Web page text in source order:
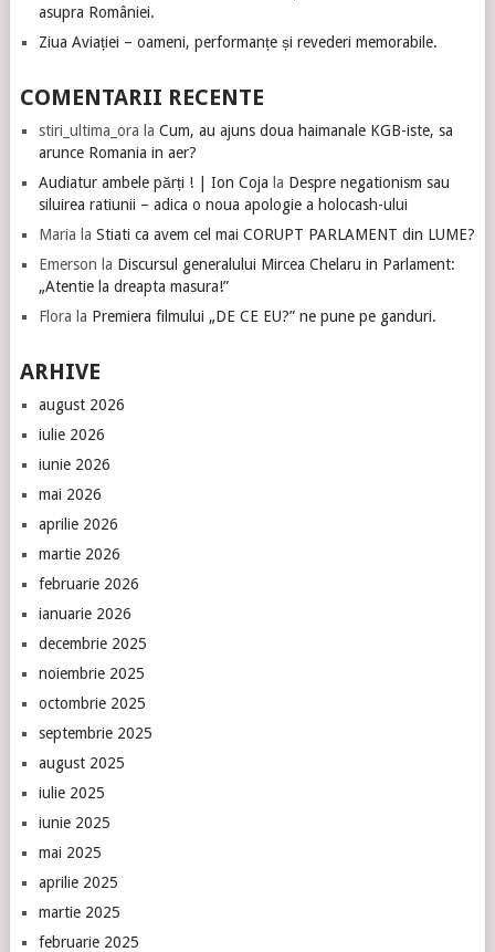
asupra României.
Ziua Aviației – oameni, performanțe și revederi memorabile.
COMENTARII RECENTE
stiri_ultima_ora la Cum, au ajuns doua haimanale KGB-iste, sa
arunce Romania in aer?
Audiatur ambele părți ! | Ion Coja la Despre negationism sau
siluirea ratiunii – adica o noua apologie a holocash-ului
Maria la Stiati ca avem cel mai CORUPT PARLAMENT din LUME?
Emerson la Discursul generalului Mircea Chelaru in Parlament:
„Atentie la dreapta masura!”
Flora la Premiera filmului „DE CE EU?” ne pune pe ganduri.
ARHIVE
august 2026
iulie 2026
iunie 2026
mai 2026
aprilie 2026
martie 2026
februarie 2026
ianuarie 2026
decembrie 2025
noiembrie 2025
octombrie 2025
septembrie 2025
august 2025
iulie 2025
iunie 2025
mai 2025
aprilie 2025
martie 2025
februarie 2025